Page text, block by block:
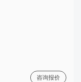
咨询报价